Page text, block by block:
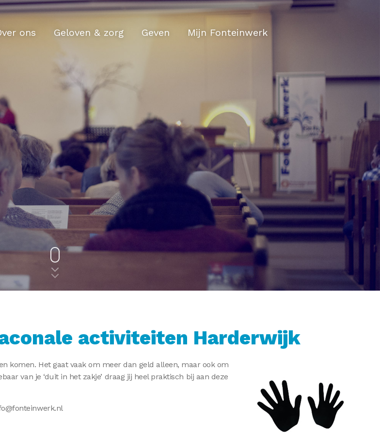
ons Geloven & zorg Geven Mijn Fonteinwerk
activiteiten Harderwijk
komen. Het gaat vaak om meer dan geld alleen, maar ook om
van je ‘duit in het zakje’ draag jij heel praktisch bij aan deze